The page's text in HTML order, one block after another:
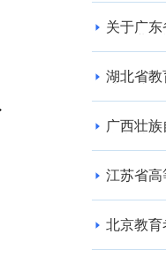
关于广
湖北省教
广西壮
江苏省高
北京教育